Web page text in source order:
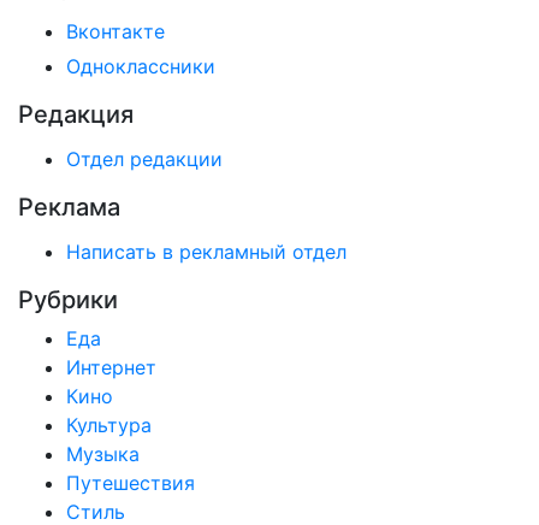
Вконтакте
Одноклассники
Редакция
Отдел редакции
Реклама
Написать в рекламный отдел
Рубрики
Еда
Интернет
Кино
Культура
Музыка
Путешествия
Стиль